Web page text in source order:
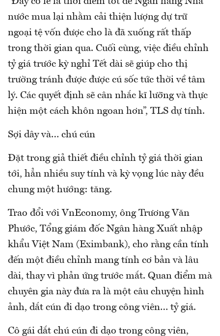
nước mua lại nhằm cải thiện lượng dự trữ
ngoại tệ vốn được cho là đã xuống rất thấp
trong thời gian qua. Cuối cùng, việc điều chỉnh
tỷ giá trước kỳ nghỉ Tết dài sẽ giúp cho thị
trường tránh được được cú sốc tức thời về tâm
lý. Các quyết định sẽ cân nhắc kĩ lưỡng và thực
hiện một cách khôn ngoan hơn”, TLS dự tính.
Sợi dây và… chú cún
Đặt trong giả thiết điều chỉnh tỷ giá thời gian
tới, hẳn nhiều suy tính và kỳ vọng lúc này đều
chung một hướng: tăng.
Trao đổi với VnEconomy, ông Trương Văn
Phước, Tổng giám đốc Ngân hàng Xuất nhập
khẩu Việt Nam (Eximbank), cho rằng cần tính
đến một điều chỉnh mang tính cơ bản và lâu
dài, thay vì phản ứng trước mắt. Quan điểm mà
chuyên gia này đưa ra là một câu chuyện hình
ảnh, dắt cún đi dạo trong công viên… tỷ giá.
Cô gái dắt chú cún đi dạo trong công viên,